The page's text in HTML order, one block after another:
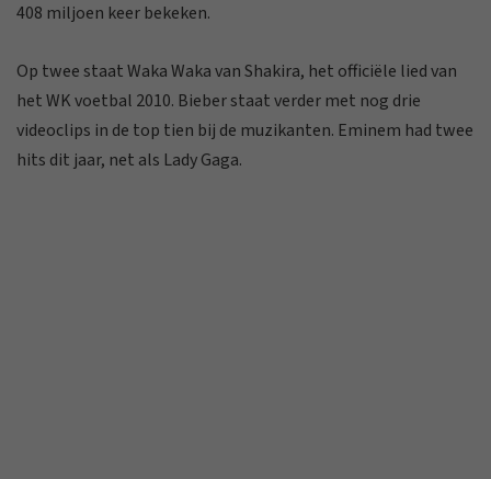
408 miljoen keer bekeken.
Op twee staat Waka Waka van Shakira, het officiële lied van
het WK voetbal 2010. Bieber staat verder met nog drie
videoclips in de top tien bij de muzikanten. Eminem had twee
hits dit jaar, net als Lady Gaga.